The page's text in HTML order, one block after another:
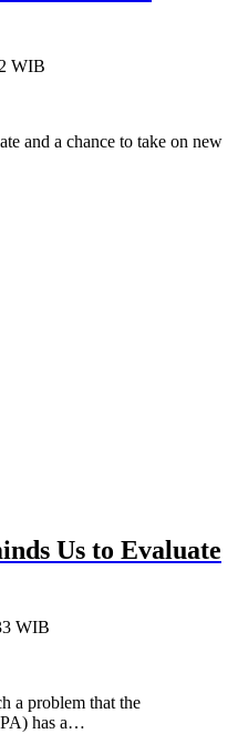
WIB
and a chance to take on new
Us to Evaluate
WIB
a problem that the
has a…